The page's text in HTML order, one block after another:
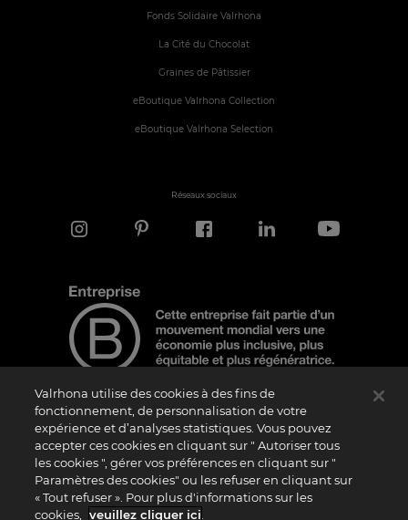
Fonds Solidaire Valrhona
La Cité du Chocolat
Graines de Pâtissier
eBoutique Valrhona Collection
eBoutique Valrhona Selection
Réseaux sociaux
Note d'information
Le logo “Certified B Corporation” est attribué par B Lab, une organisation privée à
but non lucratif, aux entreprises qui, comme la nôtre, ont réalisé avec succès le B
Impact Assessment (“BIA”) et répondent aux exigences de B Lab en matière de
performance sociale et environnementale, de responsabilité et de transparence. Il
est précisé que B Lab n’est pas un organisme d’évaluation de la conformité au sens
Valrhona utilise des cookies à des fins de
fonctionnement, de personnalisation de votre
expérience et d’analyses statistiques. Vous pouvez
accepter ces cookies en cliquant sur " Autoriser tous
les cookies ", gérer vos préférences en cliquant sur "
Paramètres des cookies" ou les refuser en cliquant sur
« Tout refuser ». Pour plus d'informations sur les
cookies,
veuillez cliquer ici